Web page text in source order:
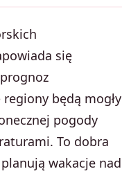
się
będą mogły
pogody
To dobra
wakacje nad